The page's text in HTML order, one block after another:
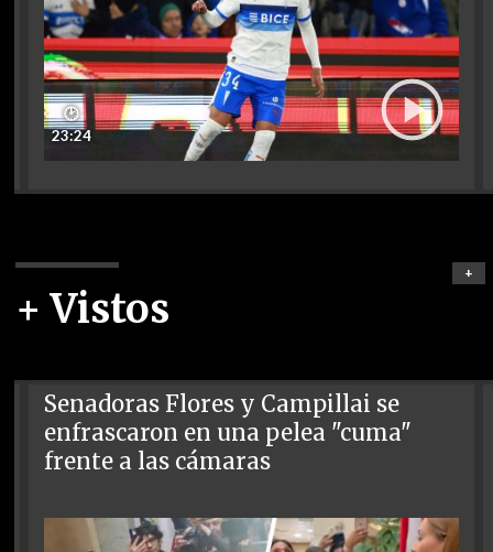
🕑
23:24
+ Vistos
+
Senadoras Flores y Campillai se
enfrascaron en una pelea "cuma"
frente a las cámaras